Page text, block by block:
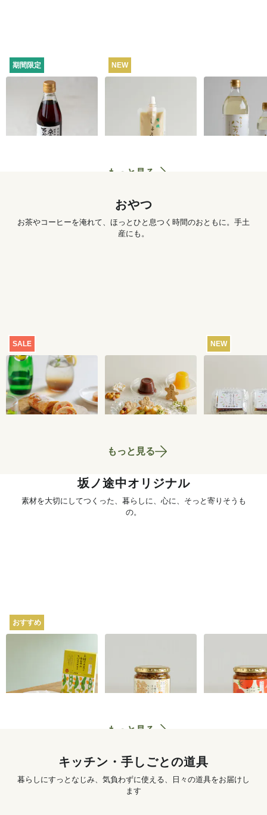
期間限定
うね乃そうめんつゆ
（ストレートタイ
プ）365ml
NEW
カンタン八芳
もっと見る
おやつ
お茶やコーヒーを淹れて、ほっとひと息つく時間のおともに。手土
産にも。
SALE
【特別価格】瀬戸内
レモンのサマーシュ
トーレン 200g
2,519円
おまかせおやつ定期
便[定期宅配]
1,980円
NEW
もっと見る
坂ノ途中オリジナル
素材を大切にしてつくった、暮らしに、心に、そっと寄りそうも
の。
おすすめ
坂ノ途中オリジナル
2種の大豆と白みその
スパイスカレー 180g
620円〜
らし寿司 250g
1,250
ぜごはん 250g
もっと見る
キッチン・手しごとの道具
暮らしにすっとなじみ、気負わずに使える、日々の道具をお届けし
ます